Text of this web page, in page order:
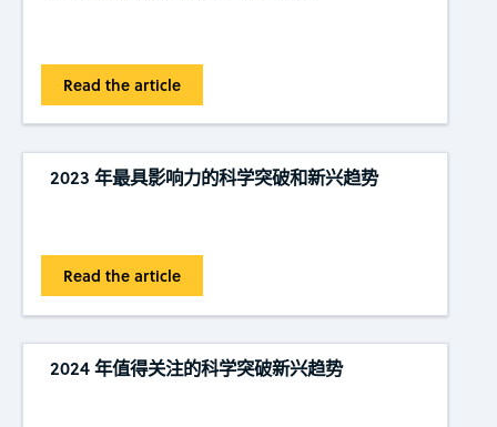
Read the article
2023 年最具影响力的科学突破和新兴趋势
Read the article
2024 年值得关注的科学突破新兴趋势